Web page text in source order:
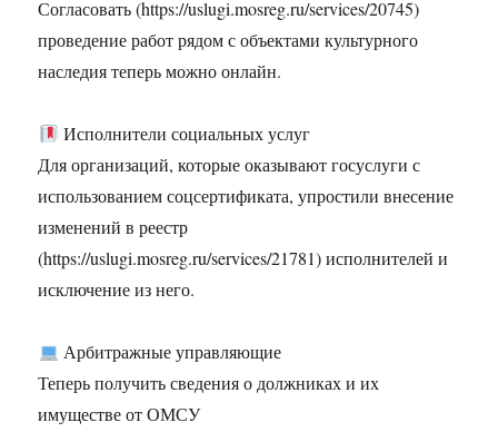
Согласовать (https://uslugi.mosreg.ru/services/20745)
проведение работ рядом с объектами культурного
наследия теперь можно онлайн.
Исполнители социальных услуг
Для организаций, которые оказывают госуслуги с
использованием соцсертификата, упростили внесение
изменений в реестр
(https://uslugi.mosreg.ru/services/21781) исполнителей и
исключение из него.
Арбитражные управляющие
Теперь получить сведения о должниках и их
имуществе от ОМСУ